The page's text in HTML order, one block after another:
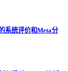
系统评价和Meta分